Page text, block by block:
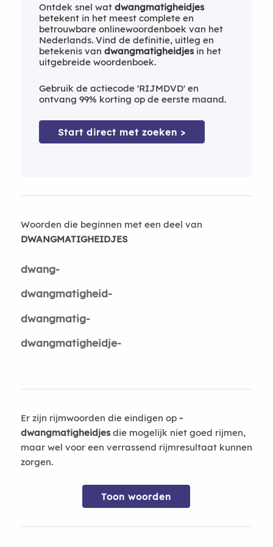
Ontdek snel wat dwangmatigheidjes
betekent in het meest complete en
betrouwbare onlinewoordenboek van het
Nederlands. Vind de definitie, uitleg en
betekenis van dwangmatigheidjesin het
uitgebreide woordenboek.
Gebruik de actiecode 'RIJMDVD' en
ontvang 99% korting op de eerste maand.
Start direct met zoeken >
Woorden die beginnen met een deel van
DWANGMATIGHEIDJES
dwang-
dwangmatigheid-
dwangmatig-
dwangmatigheidje-
Er zijn rijmwoorden die eindigen op -
dwangmatigheidjesdie mogelijk niet goed rijmen,
maar wel voor een verrassend rijmresultaat kunnen
zorgen.
Toon woorden